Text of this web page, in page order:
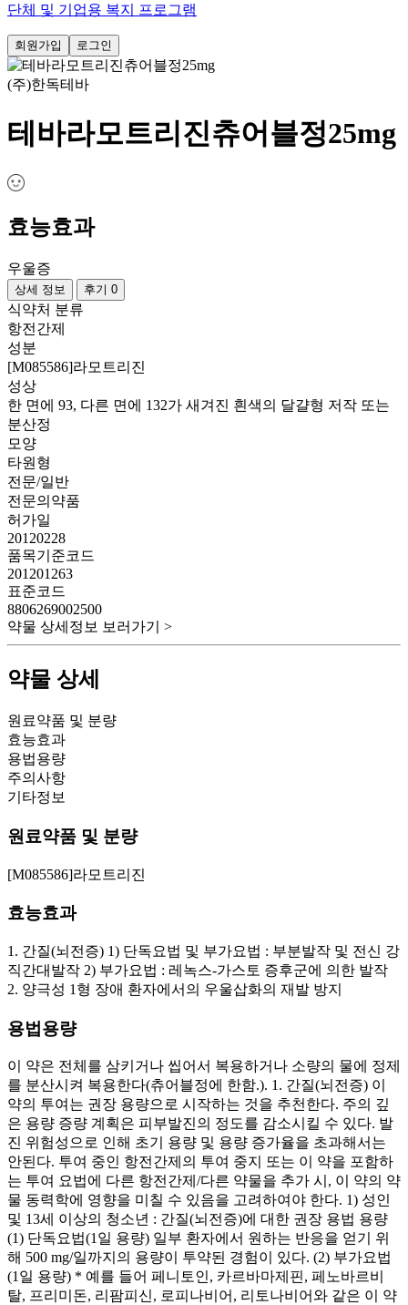
단체 및 기업용 복지 프로그램
회원가입 로그인
(주)한독테바
테바라모트리진츄어블정25mg
효능효과
우울증
상세 정보 후기 0
식약처 분류
항전간제
성분
[M085586]라모트리진
성상
한 면에 93, 다른 면에 132가 새겨진 흰색의 달걀형 저작 또는
분산정
모양
타원형
전문/일반
전문의약품
허가일
20120228
품목기준코드
201201263
표준코드
8806269002500
약물 상세정보 보러가기 >
약물 상세
원료약품 및 분량
효능효과
용법용량
주의사항
기타정보
원료약품 및 분량
[M085586]라모트리진
효능효과
1. 간질(뇌전증) 1) 단독요법 및 부가요법 : 부분발작 및 전신 강
직간대발작 2) 부가요법 : 레녹스-가스토 증후군에 의한 발작
2. 양극성 1형 장애 환자에서의 우울삽화의 재발 방지
용법용량
이 약은 전체를 삼키거나 씹어서 복용하거나 소량의 물에 정제
를 분산시켜 복용한다(츄어블정에 한함.). 1. 간질(뇌전증) 이
약의 투여는 권장 용량으로 시작하는 것을 추천한다. 주의 깊
은 용량 증량 계획은 피부발진의 정도를 감소시킬 수 있다. 발
진 위험성으로 인해 초기 용량 및 용량 증가율을 초과해서는
안된다. 투여 중인 항전간제의 투여 중지 또는 이 약을 포함하
는 투여 요법에 다른 항전간제/다른 약물을 추가 시, 이 약의 약
물 동력학에 영향을 미칠 수 있음을 고려하여야 한다. 1) 성인
및 13세 이상의 청소년 : 간질(뇌전증)에 대한 권장 용법 용량
(1) 단독요법(1일 용량) 일부 환자에서 원하는 반응을 얻기 위
해 500 mg/일까지의 용량이 투약된 경험이 있다. (2) 부가요법
(1일 용량) * 예를 들어 페니토인, 카르바마제핀, 페노바르비
탈, 프리미돈, 리팜피신, 로피나비어, 리토나비어와 같은 이 약